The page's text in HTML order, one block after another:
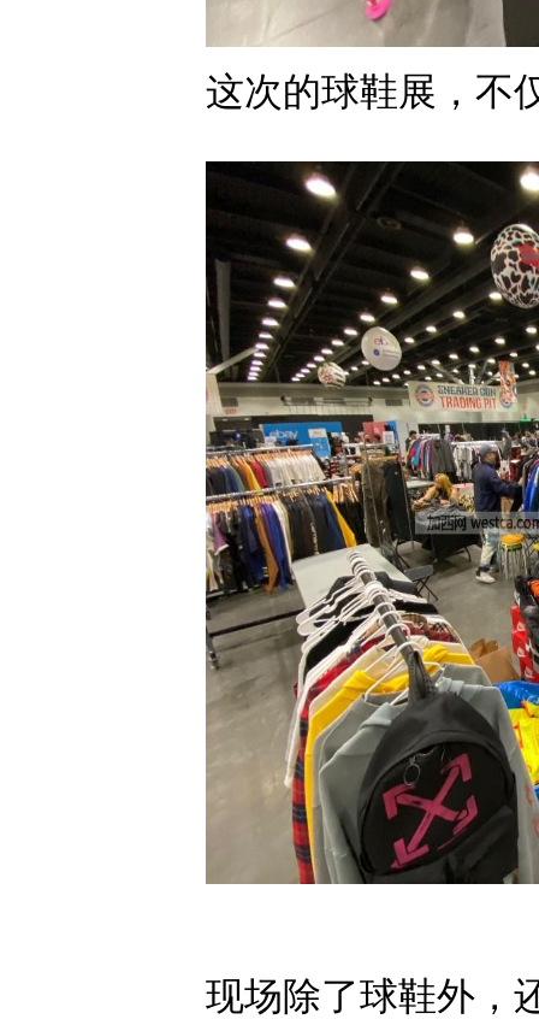
这次的球鞋展，不
现场除了球鞋外，